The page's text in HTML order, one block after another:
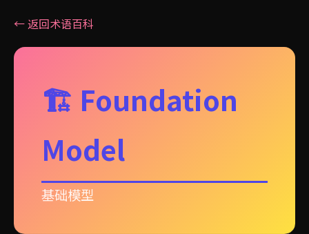
← 返回术语百科
🏗️ Foundation
Model
基础模型